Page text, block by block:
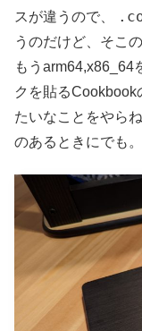
スが違うので、
うのだけど、そこ
もうarm64,x86_64
クを貼る
たいなことをやら
のあるときにでも。